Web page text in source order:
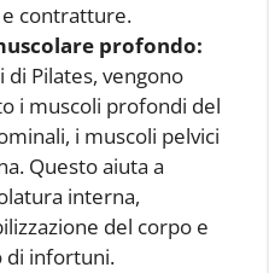
contratture.
profondo:
di Pilates, vengono
i muscoli profondi del
i muscoli pelvici
Questo aiuta a
interna,
del corpo e
di infortuni.